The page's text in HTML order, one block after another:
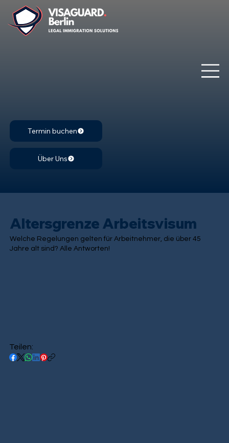
Termin buchen
Über Uns
Altersgrenze Arbeitsvisum
Welche Regelungen gelten für Arbeitnehmer, die über 45
Jahre alt sind? Alle Antworten!
Teilen: